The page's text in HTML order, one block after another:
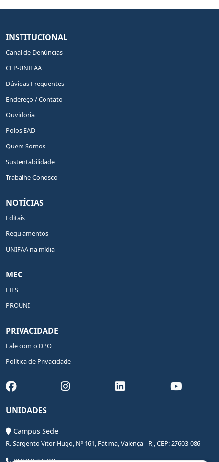
INSTITUCIONAL
Canal de Denúncias
CEP-UNIFAA
Dúvidas Frequentes
Endereço / Contato
Ouvidoria
Polos EAD
Quem Somos
Sustentabilidade
Trabalhe Conosco
NOTÍCIAS
Editais
Regulamentos
UNIFAA na mídia
MEC
FIES
PROUNI
PRIVACIDADE
Fale com o DPO
Política de Privacidade
UNIDADES
Campus Sede
R. Sargento Vitor Hugo, Nº 161, Fátima, Valença - RJ, CEP: 27603-086